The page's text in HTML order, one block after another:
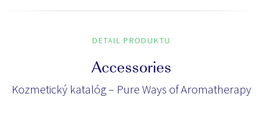
DETAIL PRODUKTU
Accessories
Kozmetický katalóg – Pure Ways of Aromatherapy